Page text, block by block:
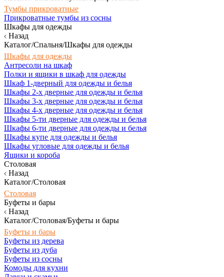
Тумбы прикроватные
Прикроватные тумбы из сосны
Шкафы для одежды
Назад
Каталог/Спальня/Шкафы для одежды
Шкафы для одежды
Антресоли на шкаф
Полки и ящики в шкаф для одежды
Шкаф 1-дверный для одежды и белья
Шкафы 2-х дверные для одежды и белья
Шкафы 3-х дверные для одежды и белья
Шкафы 4-х дверные для одежды и белья
Шкафы 5-ти дверные для одежды и белья
Шкафы 6-ти дверные для одежды и белья
Шкафы купе для одежды и белья
Шкафы угловые для одежды и белья
Ящики и короба
Столовая
Назад
Каталог/Столовая
Столовая
Буфеты и бары
Назад
Каталог/Столовая/Буфеты и бары
Буфеты и бары
Буфеты из дерева
Буфеты из дуба
Буфеты из сосны
Комоды для кухни